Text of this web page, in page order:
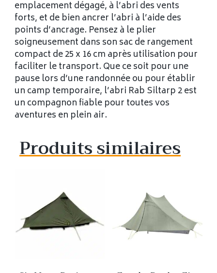
emplacement dégagé, à l’abri des vents
forts, et de bien ancrer l’abri à l’aide des
points d’ancrage. Pensez à le plier
soigneusement dans son sac de rangement
compact de 25 x 16 cm après utilisation pour
faciliter le transport. Que ce soit pour une
pause lors d’une randonnée ou pour établir
un camp temporaire, l’abri Rab Siltarp 2 est
un compagnon fiable pour toutes vos
aventures en plein air.
Produits similaires